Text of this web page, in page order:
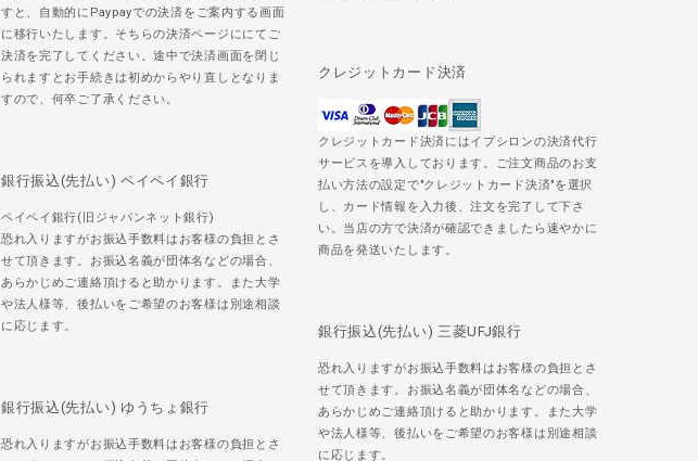
すと、自動的にPaypayでの決済をご案内する画面
に移行いたします。そちらの決済ページににてご
決済を完了してください。途中で決済画面を閉じ
られますとお手続きは初めからやり直しとなりま
すので、何卒ご了承ください。
クレジットカード決済
クレジットカード決済にはイプシロンの決済代行
サービスを導入しております。ご注文商品のお支
払い方法の設定で"クレジットカード決済"を選択
し、カード情報を入力後、注文を完了して下さ
い。当店の方で決済が確認できましたら速やかに
商品を発送いたします。
銀行振込(先払い) ペイペイ銀行
ペイペイ銀行(旧ジャパンネット銀行)
恐れ入りますがお振込手数料はお客様の負担とさ
せて頂きます。お振込名義が団体名などの場合、
あらかじめご連絡頂けると助かります。また大学
や法人様等、後払いをご希望のお客様は別途相談
に応じます。
銀行振込(先払い) 三菱UFJ銀行
恐れ入りますがお振込手数料はお客様の負担とさ
せて頂きます。お振込名義が団体名などの場合、
あらかじめご連絡頂けると助かります。また大学
や法人様等、後払いをご希望のお客様は別途相談
に応じます。
銀行振込(先払い) ゆうちょ銀行
恐れ入りますがお振込手数料はお客様の負担とさ